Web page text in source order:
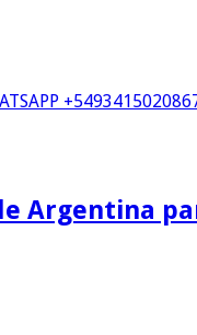
Argentina